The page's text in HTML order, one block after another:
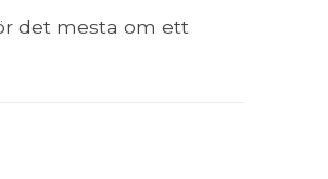
det mesta om ett